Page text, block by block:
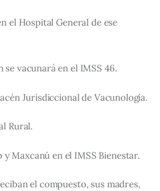
el Hospital General de ese
se vacunará en el IMSS 46.
Jurisdiccional de Vacunología.
Rural.
Maxcanú en el IMSS Bienestar.
el compuesto, sus madres,